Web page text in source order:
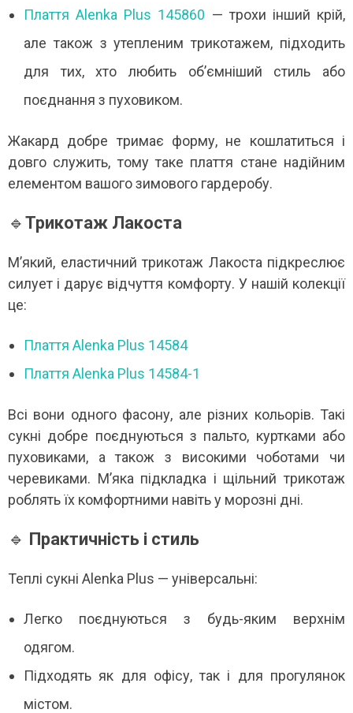
Плаття Alenka Plus 145860 — трохи інший крій,
але також з утепленим трикотажем, підходить
для тих, хто любить об’ємніший стиль або
поєднання з пуховиком.
Жакард добре тримає форму, не кошлатиться і
довго служить, тому таке плаття стане надійним
елементом вашого зимового гардеробу.
🔹 Трикотаж Лакоста
М’який, еластичний трикотаж Лакоста підкреслює
силует і дарує відчуття комфорту. У нашій колекції
це:
Плаття Alenka Plus 14584
Плаття Alenka Plus 14584-1
Всі вони одного фасону, але різних кольорів. Такі
сукні добре поєднуються з пальто, куртками або
пуховиками, а також з високими чоботами чи
черевиками. М’яка підкладка і щільний трикотаж
роблять їх комфортними навіть у морозні дні.
🔹 Практичність і стиль
Теплі сукні Alenka Plus — універсальні:
Легко поєднуються з будь-яким верхнім
одягом.
Підходять як для офісу, так і для прогулянок
містом.